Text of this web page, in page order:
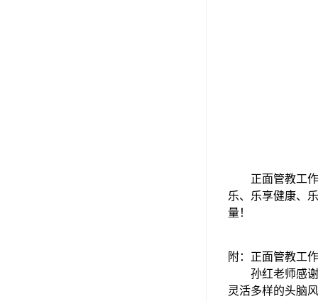
正面管教工
乐、乐享健康、
量！
附：正面管教工
孙红老师感
灵活多样的头脑